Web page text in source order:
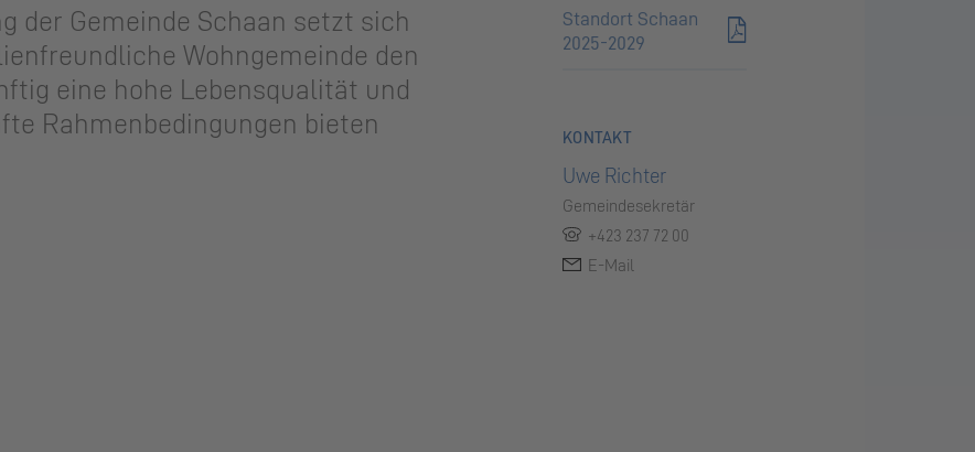
der Gemeinde Schaan setzt sich
Wohngemeinde den
eine hohe Lebensqualität und
Rahmenbedingungen bieten
Standort Schaan
2025-2029
KONTAKT
Uwe Richter
Gemeindesekretär
+423 237 72 00
E-Mail